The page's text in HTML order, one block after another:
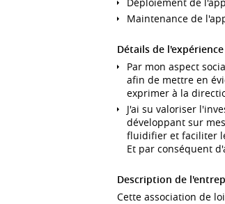
Maintenance de
Détails de l'expérience
Par mon aspect
afin de mettre en
exprimer à la
J'ai su valoriser
développant sur
fluidifier et faciliter
Et par conséquent
Description de
Cette association de